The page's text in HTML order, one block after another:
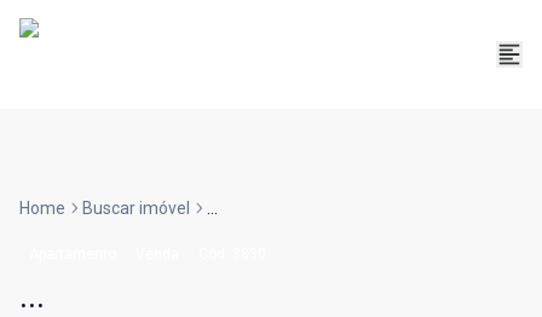
Home Buscar imóvel ...
...